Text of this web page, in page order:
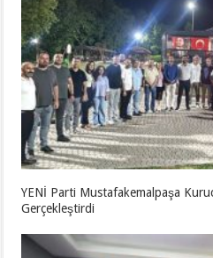
YENİ Parti Mustafakemalpaşa
Gerçekleştirdi